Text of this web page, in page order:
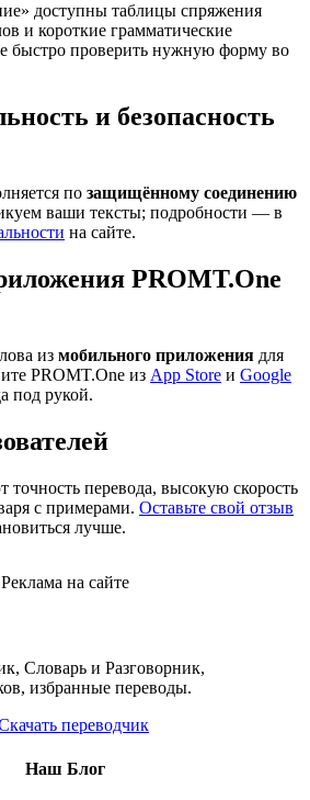
доступны таблицы спряжения
и короткие грамматические
быстро проверить нужную форму во
и безопасность
по защищённому соединению
ваши тексты; подробности — в
на сайте.
PROMT.One
из мобильного приложения для
PROMT.One из App Store и Google
под рукой.
точность перевода, высокую скорость
с примерами. Оставьте свой отзыв
лучше.
Реклама на сайте
Словарь и Разговорник,
избранные переводы.
Наш Блог